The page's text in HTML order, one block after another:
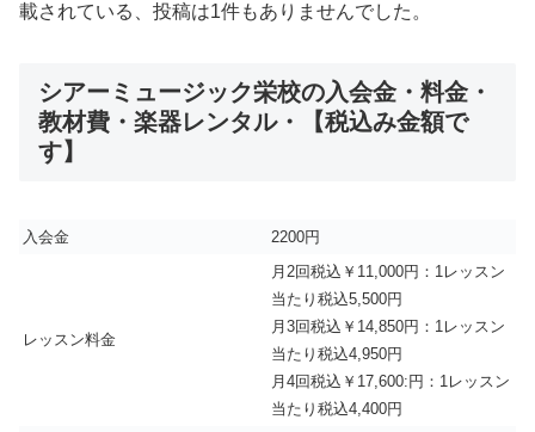
載されている、投稿は1件もありませんでした。
シアーミュージック栄校の入会金・料金・
教材費・楽器レンタル・【税込み金額で
す】
入会金 2200円
レッスン料金
月2回税込￥11,000円：1レッスン
当たり税込5,500円
月3回税込￥14,850円：1レッスン
当たり税込4,950円
月4回税込￥17,600:円：1レッスン
当たり税込4,400円